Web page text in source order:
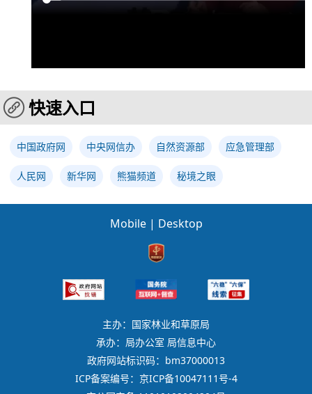
快速入口
中国政府网 中央网信办 自然资源部 应急管理部
人民网 新华网 熊猫频道 秘境之眼
Mobile | Desktop
主办：国家林业和草原局
承办：局办公室 局信息中心
政府网站标识码：bm37000013
ICP备案编号：京ICP备10047111号-4